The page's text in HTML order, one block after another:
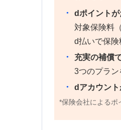
dポイント
対象保険料
d払いで保険
充実の補償
3つのプラン
dアカウン
保険会社によるポ